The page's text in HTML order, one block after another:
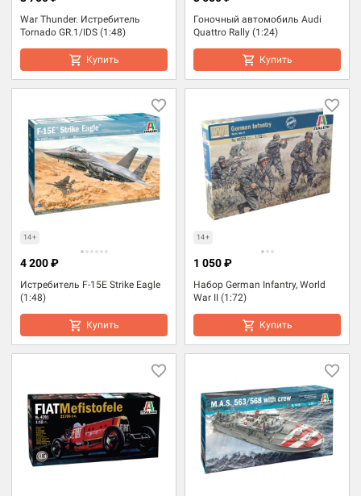
War Thunder. Истребитель
Tornado GR.1/IDS (1:48)
Купить
Гоночный автомобиль Audi
Quattro Rally (1:24)
Купить
14+
Истребитель F-15E Strike Eagle
(1:48)
4 200 ₽
Купить
14+
Набор German Infantry, World
War II (1:72)
1 050 ₽
Купить